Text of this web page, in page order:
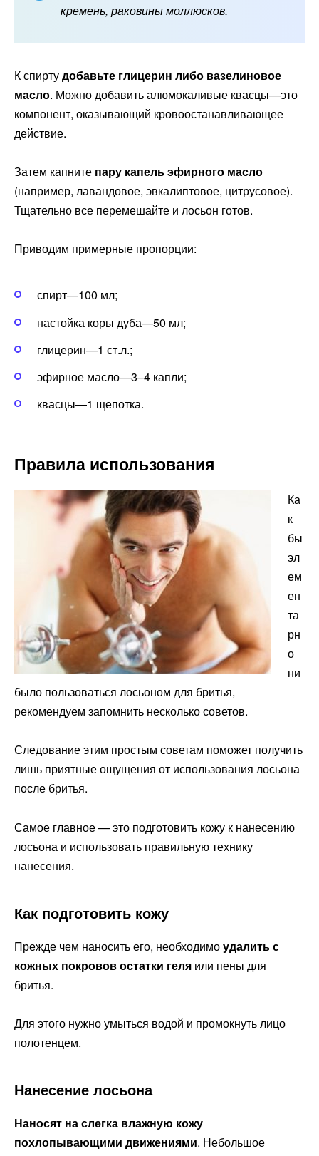
кремень, раковины моллюсков.
К спиртудобавьте глицерин либо вазелиновое
масло. Можно добавить алюмокаливые квасцы—это
компонент, оказывающий кровоостанавливающее
действие.
Затем капните пару капель эфирного масло
(например, лавандовое, эвкалиптовое, цитрусовое).
Тщательно все перемешайте и лосьон готов.
Приводим примерные пропорции:
спирт—100 мл;
настойка коры дуба—50 мл;
глицерин—1 ст.л.;
эфирное масло—3–4 капли;
квасцы—1 щепотка.
Правила использования
Ка
к
бы
эл
ем
ен
та
рн
о
ни
было пользоваться лосьоном для бритья,
рекомендуем запомнить несколько советов.
Следование этим простым советам поможет получить
лишь приятные ощущения от использования лосьона
после бритья.
Самое главное — это подготовить кожу к нанесению
лосьона и использовать правильную технику
нанесения.
Как подготовить кожу
Прежде чем наносить его, необходимоудалить с
кожных покровов остатки геля или пены для
бритья.
Для этого нужно умыться водой и промокнуть лицо
полотенцем.
Нанесение лосьона
Наносят на слегка влажную кожу
похлопывающими движениями. Небольшое